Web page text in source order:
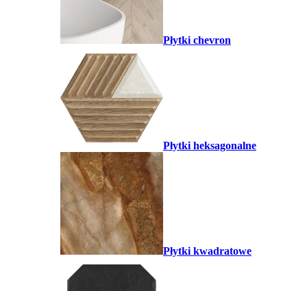
Płytki chevron
Płytki heksagonalne
Płytki kwadratowe